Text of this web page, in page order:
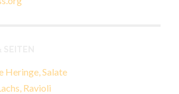
Heringe, Salate
Ravioli